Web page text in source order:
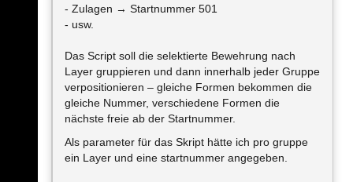
- Zulagen → Startnummer 501
- usw.
Das Script soll die selektierte Bewehrung nach
Layer gruppieren und dann innerhalb jeder Gruppe
verpositionieren – gleiche Formen bekommen die
gleiche Nummer, verschiedene Formen die
nächste freie ab der Startnummer.
Als parameter für das Skript hätte ich pro gruppe
ein Layer und eine startnummer angegeben.